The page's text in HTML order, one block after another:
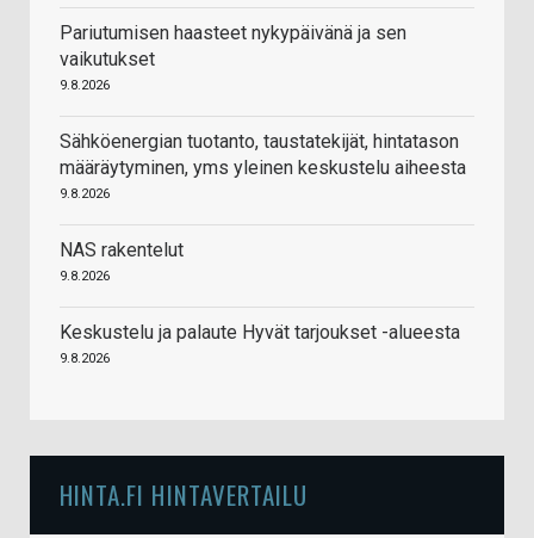
Pariutumisen haasteet nykypäivänä ja sen
vaikutukset
9.8.2026
Sähköenergian tuotanto, taustatekijät, hintatason
määräytyminen, yms yleinen keskustelu aiheesta
9.8.2026
NAS rakentelut
9.8.2026
Keskustelu ja palaute Hyvät tarjoukset -alueesta
9.8.2026
HINTA.FI HINTAVERTAILU